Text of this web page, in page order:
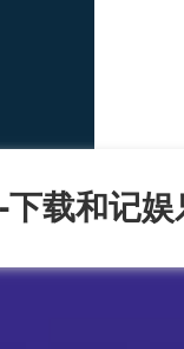
载和记娱